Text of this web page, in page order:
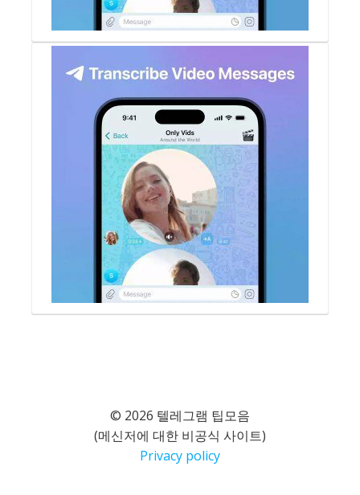
© 2026 텔레그램 팁모음
(메신저에 대한 비공식 사이트)
Privacy policy